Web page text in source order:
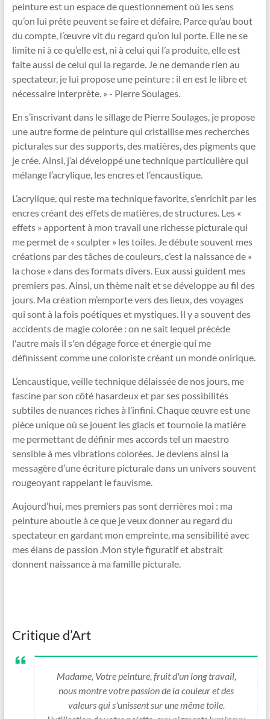
peinture est un espace de questionnement où les sens
qu’on lui prête peuvent se faire et défaire. Parce qu’au bout
du compte, l’œuvre vit du regard qu’on lui porte. Elle ne se
limite ni à ce qu’elle est, ni à celui qui l’a produite, elle est
faite aussi de celui qui la regarde. Je ne demande rien au
spectateur, je lui propose une peinture : il en est le libre et
nécessaire interprète. » - Pierre Soulages.
En s’inscrivant dans le sillage de Pierre Soulages, je propose
une autre forme de peinture qui cristallise mes recherches
picturales sur des supports, des matières, des pigments que
je crée. Ainsi, j’ai développé une technique particulière qui
mélange l’acrylique, les encres et l’encaustique.
L’acrylique, qui reste ma technique favorite, s’enrichit par les
encres créant des effets de matières, de structures. Les «
effets » apportent à mon travail une richesse picturale qui
me permet de « sculpter » les toiles. Je débute souvent mes
créations par des tâches de couleurs, c’est la naissance de «
la chose » dans des formats divers. Eux aussi guident mes
premiers pas. Ainsi, un thème naît et se développe au fil des
jours. Ma création m’emporte vers des lieux, des voyages
qui sont à la fois poétiques et mystiques. Il y a souvent des
accidents de magie colorée : on ne sait lequel précède
l'autre mais il s'en dégage force et énergie qui me
définissent comme une coloriste créant un monde onirique.
L’encaustique, veille technique délaissée de nos jours, me
fascine par son côté hasardeux et par ses possibilités
subtiles de nuances riches à l’infini. Chaque œuvre est une
pièce unique où se jouent les glacis et tournoie la matière
me permettant de définir mes accords tel un maestro
sensible à mes vibrations colorées. Je deviens ainsi la
messagère d’une écriture picturale dans un univers souvent
rougeoyant rappelant le fauvisme.
Aujourd’hui, mes premiers pas sont derrières moi : ma
peinture aboutie à ce que je veux donner au regard du
spectateur en gardant mon empreinte, ma sensibilité avec
mes élans de passion .Mon style figuratif et abstrait
donnent naissance à ma famille picturale.
Critique d’Art
Madame, Votre peinture, fruit d'un long travail,
nous montre votre passion de la couleur et des
valeurs qui s'unissent sur une même toile.